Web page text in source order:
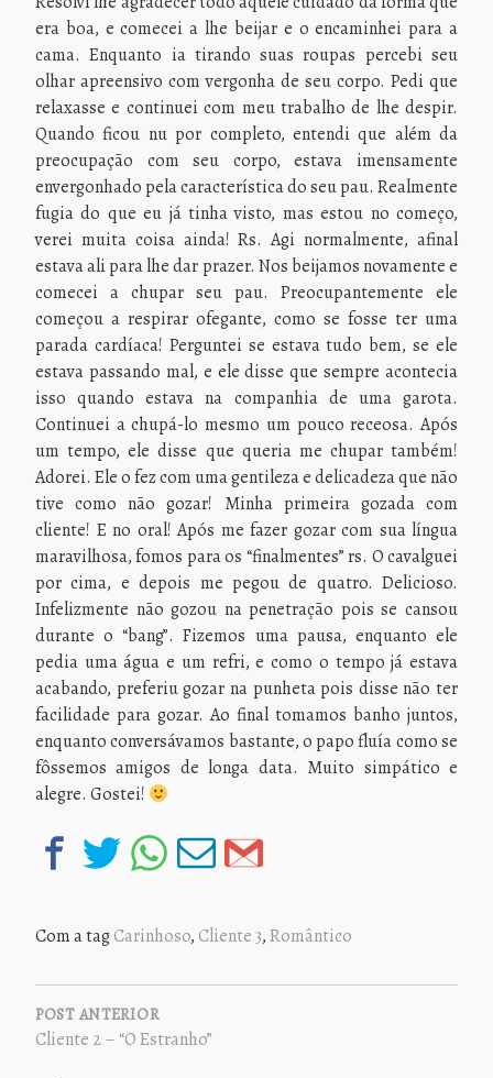
era boa, e comecei a lhe beijar e o encaminhei para a
cama. Enquanto ia tirando suas roupas percebi seu
olhar apreensivo com vergonha de seu corpo. Pedi que
relaxasse e continuei com meu trabalho de lhe despir.
Quando ficou nu por completo, entendi que além da
preocupação com seu corpo, estava imensamente
envergonhado pela característica do seu pau. Realmente
fugia do que eu já tinha visto, mas estou no começo,
verei muita coisa ainda! Rs. Agi normalmente, afinal
estava ali para lhe dar prazer. Nos beijamos novamente e
comecei a chupar seu pau. Preocupantemente ele
começou a respirar ofegante, como se fosse ter uma
parada cardíaca! Perguntei se estava tudo bem, se ele
estava passando mal, e ele disse que sempre acontecia
isso quando estava na companhia de uma garota.
Continuei a chupá-lo mesmo um pouco receosa. Após
um tempo, ele disse que queria me chupar também!
Adorei. Ele o fez com uma gentileza e delicadeza que não
tive como não gozar! Minha primeira gozada com
cliente! E no oral! Após me fazer gozar com sua língua
maravilhosa, fomos para os “finalmentes” rs. O cavalguei
por cima, e depois me pegou de quatro. Delicioso.
Infelizmente não gozou na penetração pois se cansou
durante o “bang”. Fizemos uma pausa, enquanto ele
pedia uma água e um refri, e como o tempo já estava
acabando, preferiu gozar na punheta pois disse não ter
facilidade para gozar. Ao final tomamos banho juntos,
enquanto conversávamos bastante, o papo fluía como se
fôssemos amigos de longa data. Muito simpático e
alegre. Gostei!
Com a tagCarinhoso, Cliente 3,Romântico
NAVEGAÇÃO
DE
POST
POST ANTERIOR
Cliente 2 – “O Estranho”